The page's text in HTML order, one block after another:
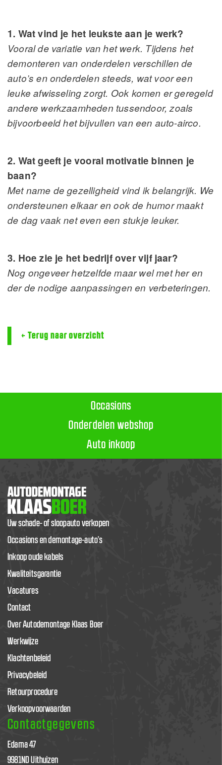
1. Wat vind je het leukste aan je werk?
Vooral de variatie van het werk. Tijdens het
demonteren van onderdelen verschillen de
auto’s en onderdelen steeds, wat voor een
leuke afwisseling zorgt. Ook komen er geregeld
andere werkzaamheden tussendoor, zoals
bijvoorbeeld het bijvullen van een auto-airco.
2. Wat geeft je vooral motivatie binnen je
baan?
Met name de gezelligheid vind ik belangrijk. We
ondersteunen elkaar en ook de humor maakt
de dag vaak net even een stukje leuker.
3. Hoe zie je het bedrijf over vijf jaar?
Nog ongeveer hetzelfde maar wel met her en
der de nodige aanpassingen en verbeteringen.
← Terug naar overzicht
Occasions
Onderdelen webshop
Auto inkoop
Uw schade- of sloopauto verkopen
Occasions en demontage-auto’s
Inkoop oude kabels
Kwaliteitsgarantie
Vacatures
Contact
Over Autodemontage Klaas Boer
Werkwijze
Klachtenbeleid
Privacybeleid
Retourprocedure
Verkoopvoorwaarden
Contactgegevens
Edama 47
9981ND Uithuizen